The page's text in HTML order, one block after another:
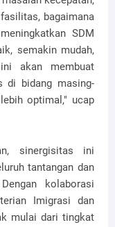
bagaimana
SDM
semakin mudah,
akan membuat
di bidang masing-
optimal," ucap
sinergisitas ini
tantangan dan
kolaborasi
Imigrasi dan
mulai dari tingkat